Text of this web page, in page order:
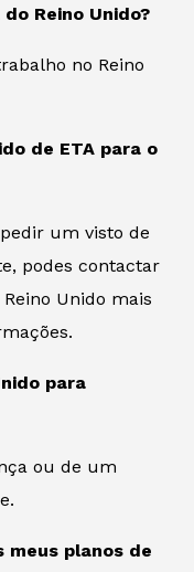
Reino Unido?
no Reino
de ETA para o
um visto de
podes contactar
Unido mais
para
ou de um
meus planos de